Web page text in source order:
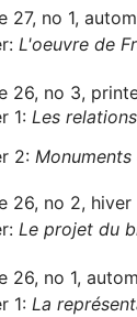
27, no 1,
L'oeuvre de
26, no 3,
1: Les
2:
26, no 2, hiver
Le projet du
26, no 1,
1: La